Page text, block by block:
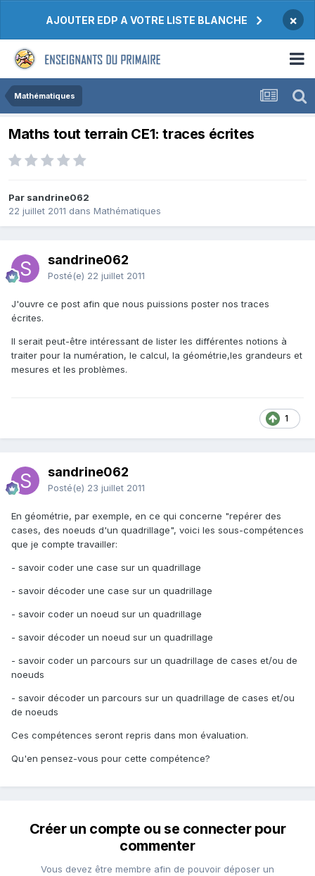
AJOUTER EDP A VOTRE LISTE BLANCHE ×
Mathématiques
Maths tout terrain CE1: traces écrites
Par sandrine062
22 juillet 2011 dans Mathématiques
sandrine062
Posté(e) 22 juillet 2011
J'ouvre ce post afin que nous puissions poster nos traces
écrites.
Il serait peut-être intéressant de lister les différentes notions à
traiter pour la numération, le calcul, la géométrie,les grandeurs et
mesures et les problèmes.
1
sandrine062
Posté(e) 23 juillet 2011
En géométrie, par exemple, en ce qui concerne "repérer des
cases, des noeuds d'un quadrillage", voici les sous-compétences
que je compte travailler:
- savoir coder une case sur un quadrillage
- savoir décoder une case sur un quadrillage
- savoir coder un noeud sur un quadrillage
- savoir décoder un noeud sur un quadrillage
- savoir coder un parcours sur un quadrillage de cases et/ou de
noeuds
- savoir décoder un parcours sur un quadrillage de cases et/ou
de noeuds
Ces compétences seront repris dans mon évaluation.
Qu'en pensez-vous pour cette compétence?
Créer un compte ou se connecter pour
commenter
Vous devez être membre afin de pouvoir déposer un